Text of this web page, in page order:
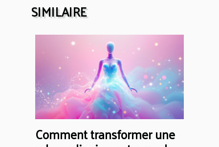
SIMILAIRE
Comment transformer une